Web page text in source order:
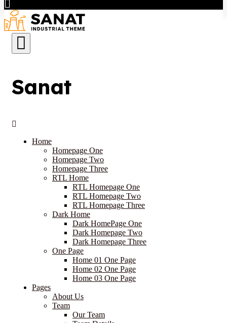
Sanat
Home
Homepage One
Homepage Two
Homepage Three
RTL Home
RTL Homepage One
RTL Homepage Two
RTL Homepage Three
Dark Home
Dark HomePage One
Dark Homepage Two
Dark Homepage Three
One Page
Home 01 One Page
Home 02 One Page
Home 03 One Page
Pages
About Us
Team
Our Team